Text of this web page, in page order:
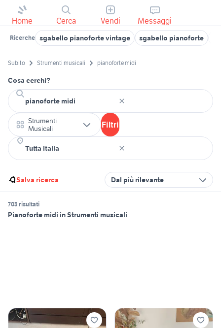
Home Cerca Vendi Messaggi
Ricerche sgabello pianoforte vintage sgabello pianoforte
Subito Strumenti musicali pianoforte midi
Cosa cerchi?
Strumenti
Musicali
Filtri
Salva ricerca Dal più rilevante
703 risultati
Pianoforte midi in Strumenti musicali